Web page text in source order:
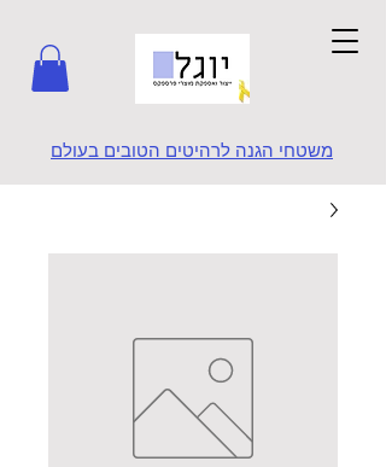
משטחי הגנה לרהיטים הטובים בעולם